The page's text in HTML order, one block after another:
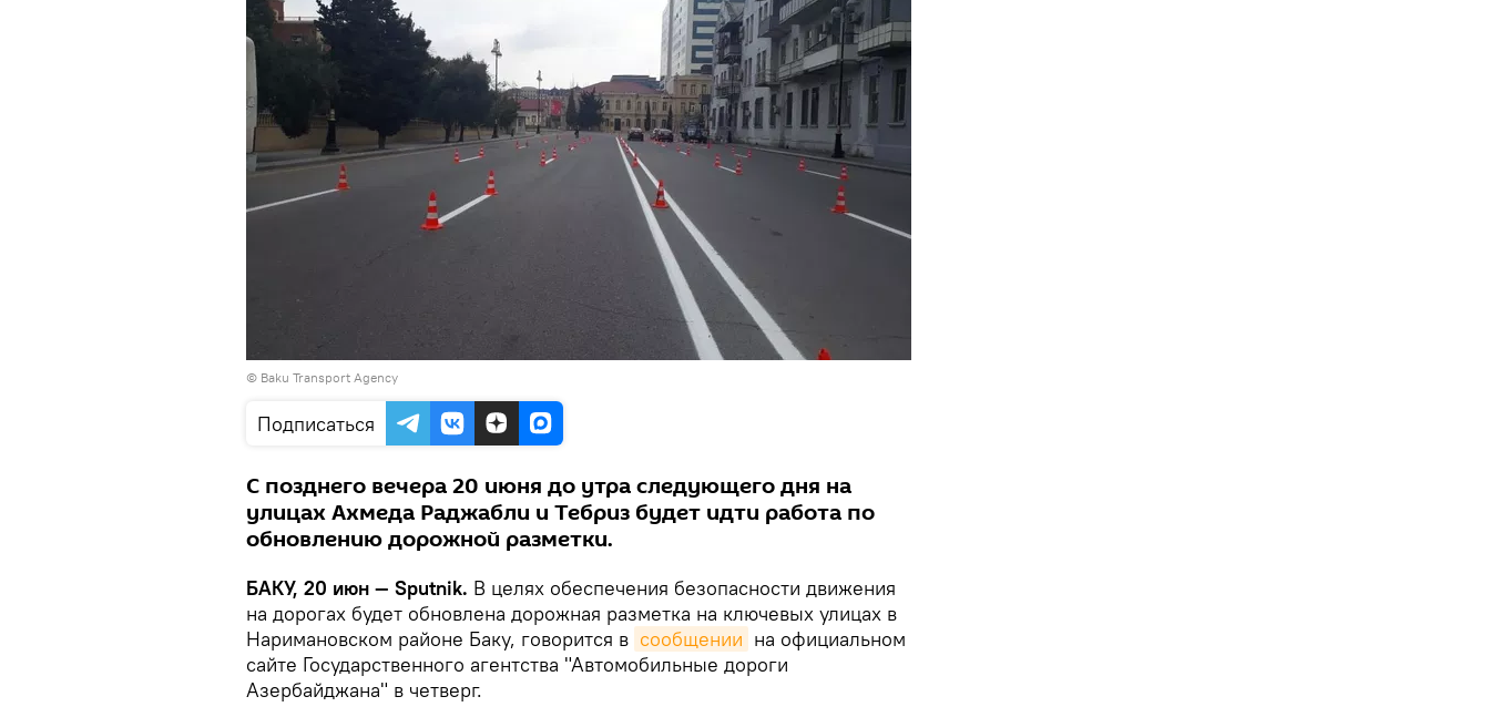
© Baku Transport Agency
Подписаться
С позднего вечера 20 июня до утра следующего дня на
улицах Ахмеда Раджабли и Тебриз будет идти работа по
обновлению дорожной разметки.
БАКУ, 20 июн — Sputnik. В целях обеспечения безопасности движения
на дорогах будет обновлена дорожная разметка на ключевых улицах в
Наримановском районе Баку, говорится в сообщении на официальном
сайте Государственного агентства "Автомобильные дороги
Азербайджана" в четверг.